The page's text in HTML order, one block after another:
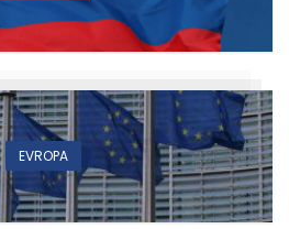
EVROPA